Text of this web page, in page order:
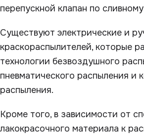
перепускной клапан по
Существуют электрические и
краскораспылителей, которые
технологии безвоздушного
пневматического распыления и
распыления.
Кроме того, в зависимости от
лакокрасочного материала к